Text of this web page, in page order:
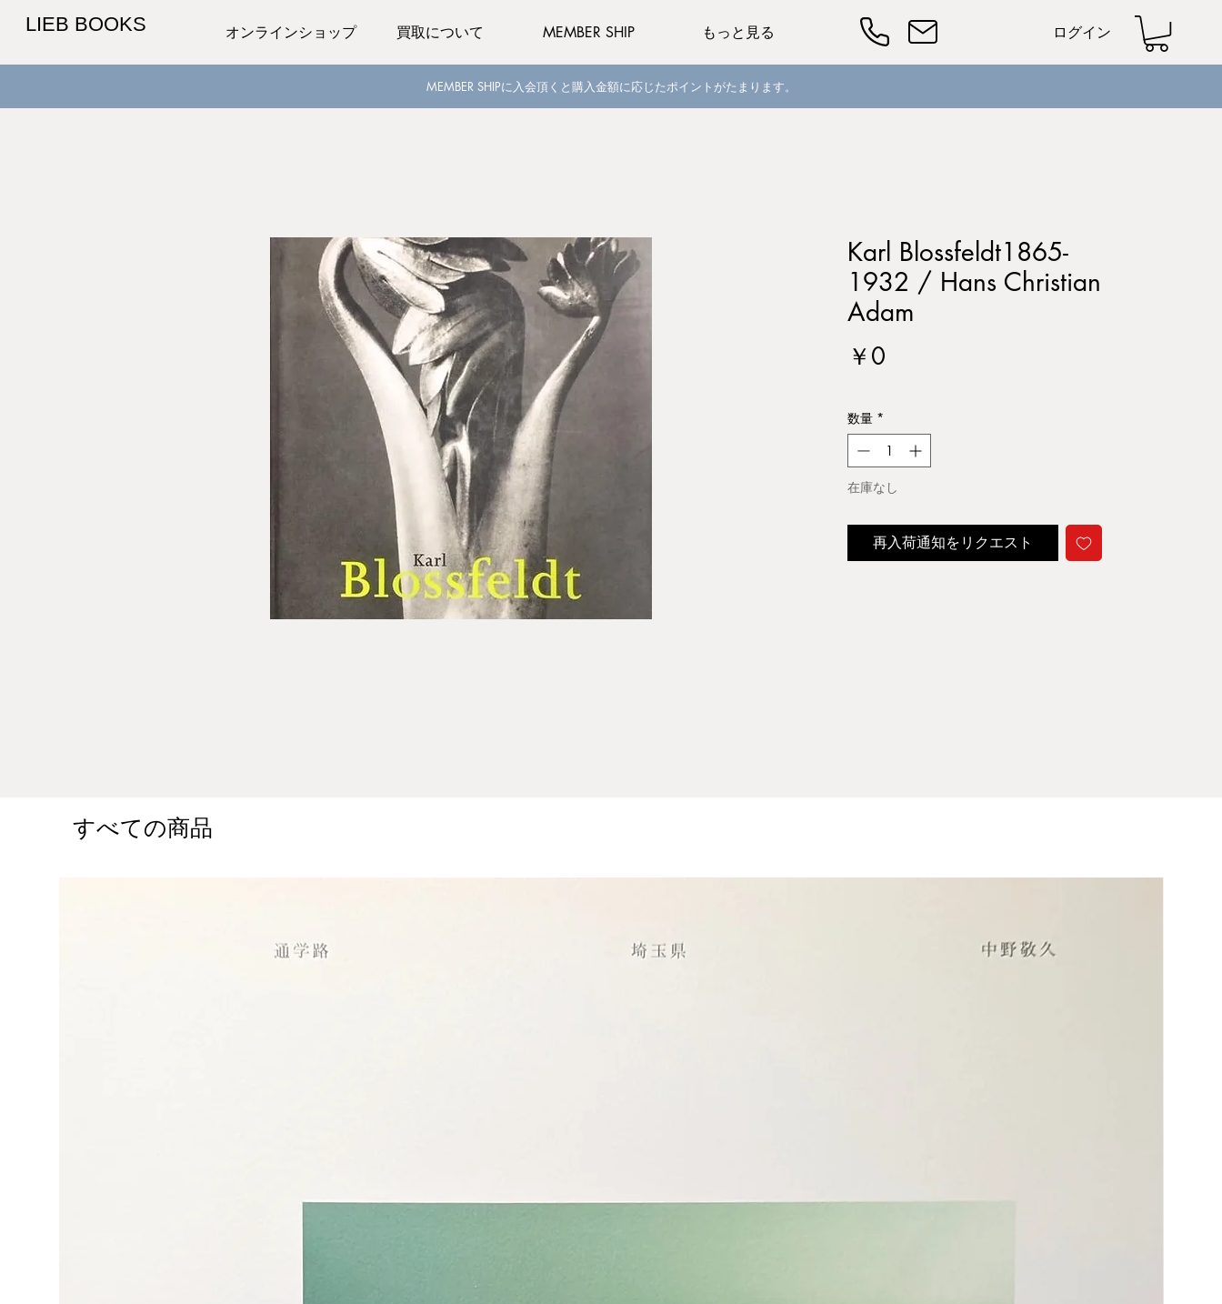
LIEB BOOKS オンラインショップ 買取について MEMBER SHIP もっと見る ログイン
MEMBER SHIPに入会頂くと購入金額に応じたポイントがたまります。
Karl Blossfeldt1865-
1932 / Hans Christian
Adam
￥0
数量 *
在庫なし
再入荷通知をリクエスト
すべての商品